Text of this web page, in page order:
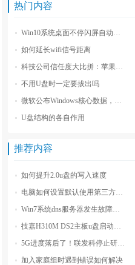
热门内容
Win10系统桌面不停闪屏自动刷新的解决方法
如何延长wifi信号距离
科技公司信任度大比拼：苹果上榜最不受信任前茅
不用U盘时一定要拔出吗
微软公布Windows核心数据，应用数量iOS和安卓遥不可及
U盘结构的各自作用
推荐内容
如何提升2.0u盘的写入速度
电脑如何设置默认使用第三方浏览器?
Win7系统dns服务器发生故障的解决方法
技嘉H310M DS2主板u盘启动BIOS教程
5G进度落后了！联发科停止研发高端芯片，表示未来堪忧
加入家庭组时遇到错误如何解决